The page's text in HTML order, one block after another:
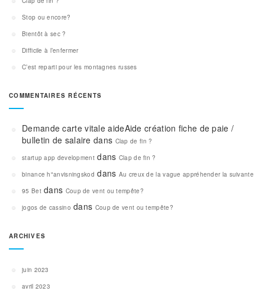
Stop ou encore?
Bientôt à sec ?
Difficile à l’enfermer
C’est reparti pour les montagnes russes
COMMENTAIRES RÉCENTS
Demande carte vitale aideAide création fiche de paie /
bulletin de salaire dans Clap de fin ?
startup app developmentdans Clap de fin ?
binance h"anvisningskod dans Au creux de la vague appréhender la suivante
95 Betdans Coup de vent ou tempête?
jogos de cassino dans Coup de vent ou tempête?
ARCHIVES
juin 2023
avril 2023